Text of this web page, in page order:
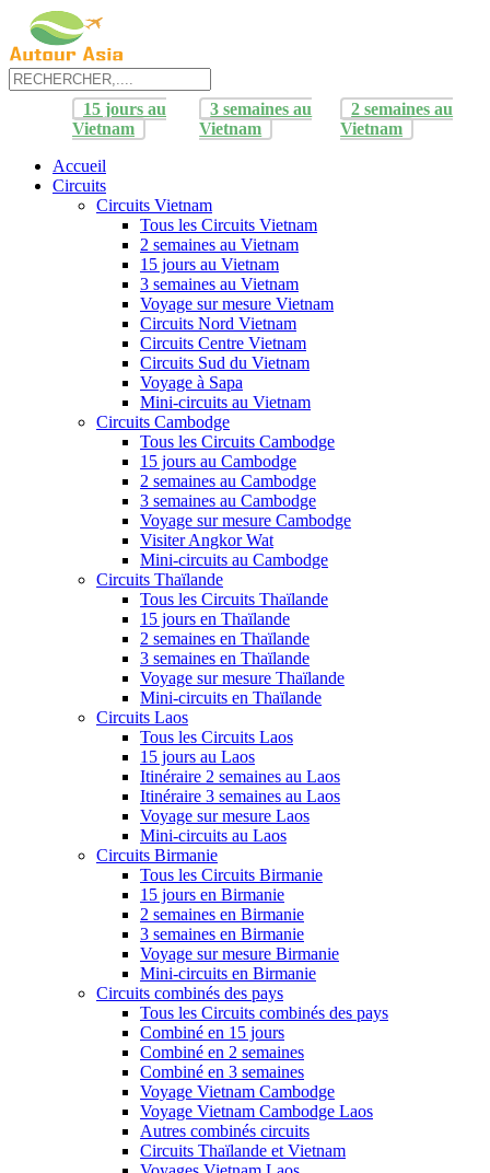
15 jours au
Vietnam
3 semaines au
Vietnam
2 semaines au
Vietnam
Accueil
Circuits
Circuits Vietnam
Tous les Circuits Vietnam
2 semaines au Vietnam
15 jours au Vietnam
3 semaines au Vietnam
Voyage sur mesure Vietnam
Circuits Nord Vietnam
Circuits Centre Vietnam
Circuits Sud du Vietnam
Voyage à Sapa
Mini-circuits au Vietnam
Circuits Cambodge
Tous les Circuits Cambodge
15 jours au Cambodge
2 semaines au Cambodge
3 semaines au Cambodge
Voyage sur mesure Cambodge
Visiter Angkor Wat
Mini-circuits au Cambodge
Circuits Thaïlande
Tous les Circuits Thaïlande
15 jours en Thaïlande
2 semaines en Thaïlande
3 semaines en Thaïlande
Voyage sur mesure Thaïlande
Mini-circuits en Thaïlande
Circuits Laos
Tous les Circuits Laos
15 jours au Laos
Itinéraire 2 semaines au Laos
Itinéraire 3 semaines au Laos
Voyage sur mesure Laos
Mini-circuits au Laos
Circuits Birmanie
Tous les Circuits Birmanie
15 jours en Birmanie
2 semaines en Birmanie
3 semaines en Birmanie
Voyage sur mesure Birmanie
Mini-circuits en Birmanie
Circuits combinés des pays
Tous les Circuits combinés des pays
Combiné en 15 jours
Combiné en 2 semaines
Combiné en 3 semaines
Voyage Vietnam Cambodge
Voyage Vietnam Cambodge Laos
Autres combinés circuits
Circuits Thaïlande et Vietnam